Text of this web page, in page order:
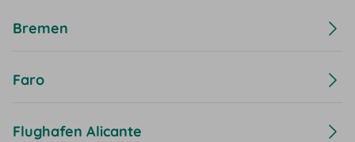
Bremen
Faro
Flughafen Alicante